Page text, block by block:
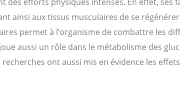
ainsi aux tissus musculaires de se
permet à l’organisme de combattre les
aussi un rôle dans le métabolisme des
recherches ont aussi mis en évidence les